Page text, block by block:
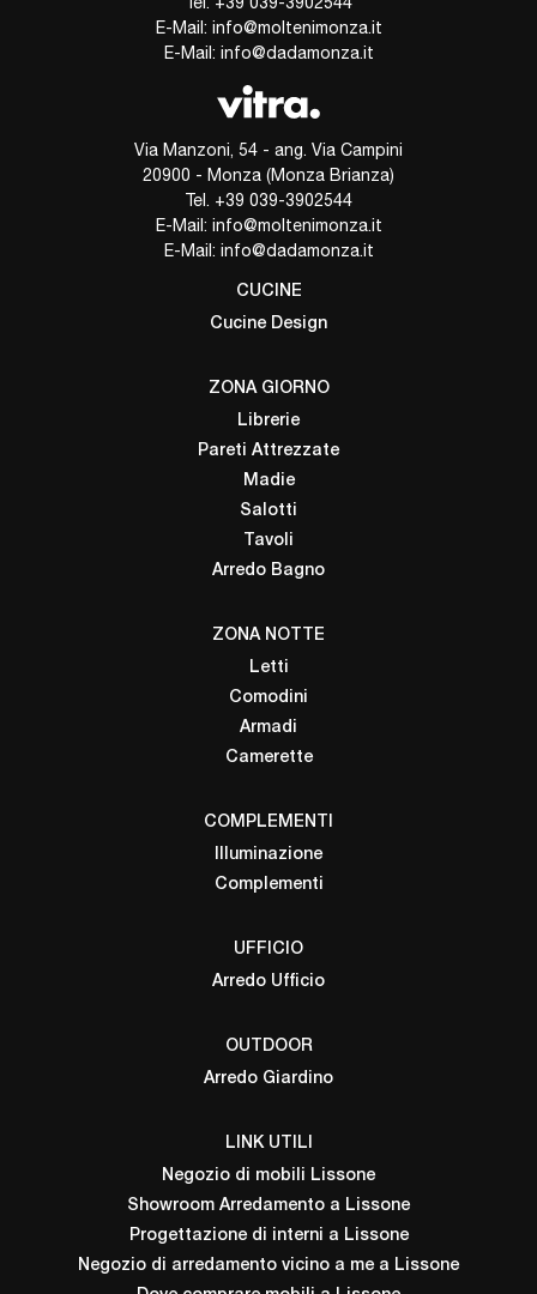
E-Mail: info@moltenimonza.it
E-Mail: info@dadamonza.it
Via Manzoni, 54 - ang. Via Campini
20900 - Monza (Monza Brianza)
Tel. +39 039-3902544
E-Mail: info@moltenimonza.it
E-Mail: info@dadamonza.it
CUCINE
Cucine Design
ZONA GIORNO
Librerie
Pareti Attrezzate
Madie
Salotti
Tavoli
Arredo Bagno
ZONA NOTTE
Letti
Comodini
Armadi
Camerette
COMPLEMENTI
Illuminazione
Complementi
UFFICIO
Arredo Ufficio
OUTDOOR
Arredo Giardino
LINK UTILI
Negozio di mobili Lissone
Showroom Arredamento a Lissone
Progettazione di interni a Lissone
Negozio di arredamento vicino a me a Lissone